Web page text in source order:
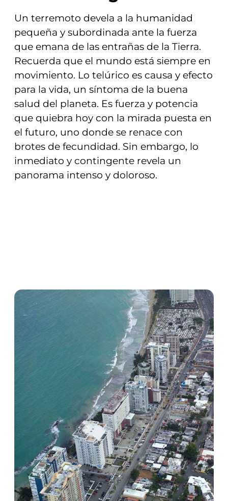
Un terremoto devela a la humanidad
pequeña y subordinada ante la fuerza
que emana de las entrañas de la Tierra.
Recuerda que el mundo está siempre en
movimiento. Lo telúrico es causa y efecto
para la vida, un síntoma de la buena
salud del planeta. Es fuerza y potencia
que quiebra hoy con la mirada puesta en
el futuro, uno donde se renace con
brotes de fecundidad. Sin embargo, lo
inmediato y contingente revela un
panorama intenso y doloroso.